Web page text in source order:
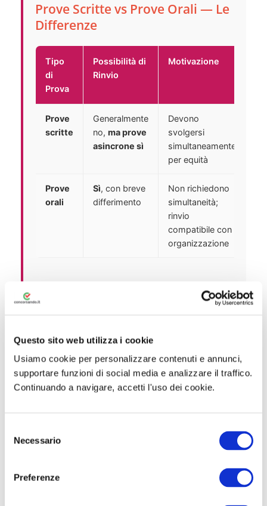
Questo sito web utilizza i cookie
Usiamo cookie per personalizzare contenuti e annunci,
supportare funzioni di social media e analizzare il traffico.
Continuando a navigare, accetti l'uso dei cookie.
Necessario
Preferenze
Prove Scritte vs Prove Orali — Le
Differenze
Tipo
di
Prova
Possibilità di
Rinvio
Motivazione
Prove
scritte
Generalmente
no, ma prove
asincrone sì
Devono
svolgersi
simultaneamente
per equità
Prove
orali
Sì, con breve
differimento
Non richiedono
simultaneità;
rinvio
compatibile con
organizzazione
Parità di Genere nei Concorsi
ogni bando di indicare la
differenziale supera il 30%, si applica un
titolo di preferenza
a parità di punteggio a
l’equilibrio di genere.